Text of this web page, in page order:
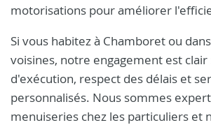
motorisations pour améliorer
Si vous habitez à Chamboret ou
voisines, notre engagement est clair
d'exécution, respect des délais et
personnalisés. Nous sommes
menuiseries chez les particuliers et